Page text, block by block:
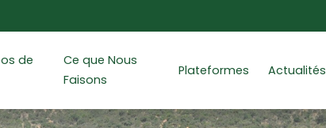
de
Ce que Nous
Faisons
Plateformes Actualités